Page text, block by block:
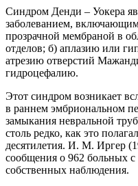
Синдром Денди – Уокера
заболеванием,
прозрачной мембраной в
отделов; б) аплазию или
атрезию отверстий
гидроцефалию.
Этот синдром возникает
в раннем эмбриональном
замыкания невральной
столь редко, как это
десятилетия. И. М. Иргер
сообщения о 962 больных
собственных наблюдения.